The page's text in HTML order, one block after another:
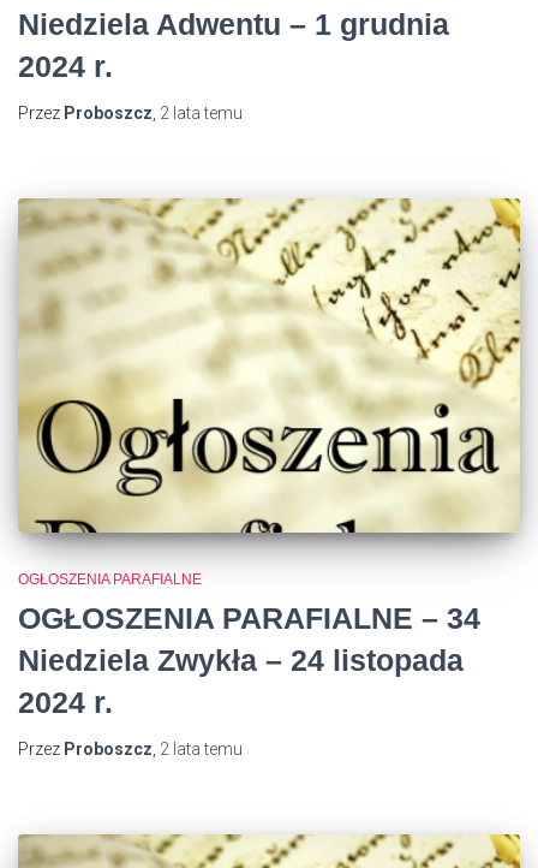
Niedziela Adwentu – 1 grudnia
2024 r.
Przez Proboszcz 2 latatemu
OGŁOSZENIA PARAFIALNE
OGŁOSZENIA PARAFIALNE – 34
Niedziela Zwykła – 24 listopada
2024 r.
Przez Proboszcz, 2 latatemu